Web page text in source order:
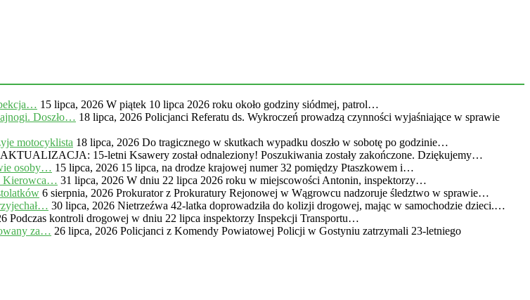
15 lipca, 2026 W piątek 10 lipca 2026 roku około godziny siódmej, patrol…
Doszło… 18 lipca, 2026 Policjanci Referatu ds. Wykroczeń prowadzą czynności wyjaśniające w sprawie
motocyklista 18 lipca, 2026 Do tragicznego w skutkach wypadku doszło w sobotę po godzinie…
15-letni Ksawery został odnaleziony! Poszukiwania zostały zakończone. Dziękujemy…
osoby… 15 lipca, 2026 15 lipca, na drodze krajowej numer 32 pomiędzy Ptaszkowem i…
Kierowca… 31 lipca, 2026 W dniu 22 lipca 2026 roku w miejscowości Antonin, inspektorzy…
6 sierpnia, 2026 Prokurator z Prokuratury Rejonowej w Wągrowcu nadzoruje śledztwo w sprawie…
30 lipca, 2026 Nietrzeźwa 42-latka doprowadziła do kolizji drogowej, mając w samochodzie dzieci.…
Podczas kontroli drogowej w dniu 22 lipca inspektorzy Inspekcji Transportu…
za… 26 lipca, 2026 Policjanci z Komendy Powiatowej Policji w Gostyniu zatrzymali 23-letniego